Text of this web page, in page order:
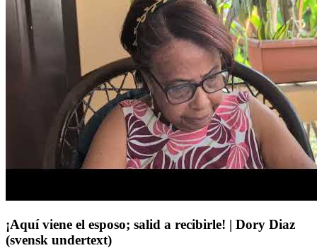
¡Aquí viene el esposo; salid a recibirle! | Dory Diaz
(svensk undertext)